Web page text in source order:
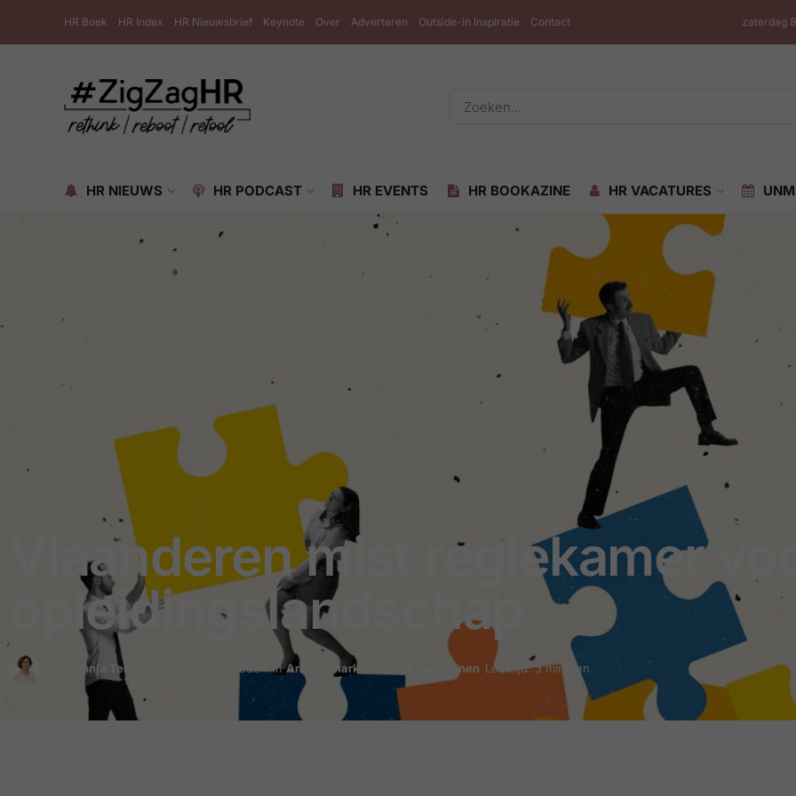
HR Boek HR Index HR Nieuwsbrief Keynote Over Adverteren Outside-in Inspiratie Contact zaterdag
HR NIEUWS HR PODCAST HR EVENTS HR BOOKAZINE HR VACATURES
Vlaanderen mist regiekamer
opleidingslandschap
Sonja Teughels 1 jaar geleden in Arbeidsmarkt Leren & Loopbanen Leestijd: 3 minuten